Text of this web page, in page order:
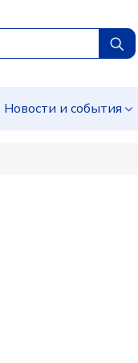
Новости и события